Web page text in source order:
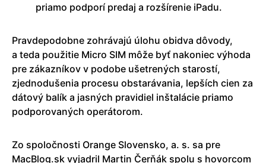
priamo podporí predaj a rozšírenie iPadu.
Pravdepodobne zohrávajú úlohu obidva dôvody,
a teda použitie Micro SIM môže byť nakoniec výhoda
pre zákazníkov v podobe ušetrených starostí,
zjednodušenia procesu obstarávania, lepších cien za
dátový balík a jasných pravidiel inštalácie priamo
podporovaných operátorom.
Zo spoločnosti Orange Slovensko, a. s. sa pre
MacBlog.sk vyjadril Martin Čerňák spolu s hovorcom